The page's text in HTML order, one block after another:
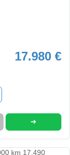
17.980 €
➜